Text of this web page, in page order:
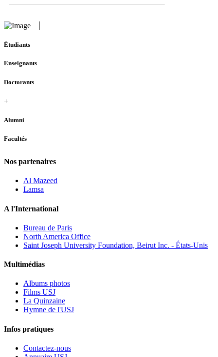
Étudiants
Enseignants
Doctorants
+
Alumni
Facultés
Nos partenaires
Al Mazeed
Lamsa
A l'International
Bureau de Paris
North America Office
Saint Joseph University Foundation, Beirut Inc. - États-Unis
Multimédias
Albums photos
Films USJ
La Quinzaine
Hymne de l'USJ
Infos pratiques
Contactez-nous